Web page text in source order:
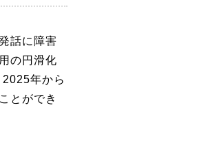
話に障害
の円滑化
年から
とができ